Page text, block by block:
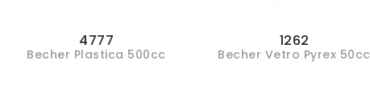
4777
Becher Plastica 500cc
1262
Becher Vetro Pyrex 50cc